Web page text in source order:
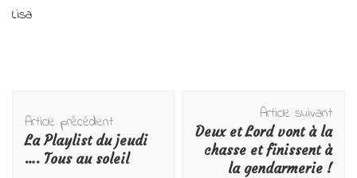
Lisa
d'article
Article précédent
La Playlist du jeudi
…. Tous au soleil
Article suivant
Deux et Lord vont à la
chasse et finissent à
la gendarmerie !